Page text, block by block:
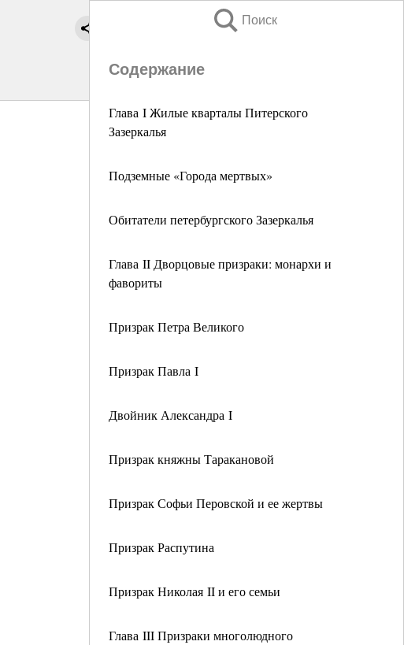
Поиск
Содержание
Глава I Жилые кварталы Питерского
Зазеркалья
Подземные «Города мертвых»
Обитатели петербургского Зазеркалья
Глава II Дворцовые призраки: монархи и
фавориты
Призрак Петра Великого
Призрак Павла I
Двойник Александра I
Призрак княжны Таракановой
Призрак Софьи Перовской и ее жертвы
Призрак Распутина
Призрак Николая II и его семьи
Глава III Призраки многолюдного